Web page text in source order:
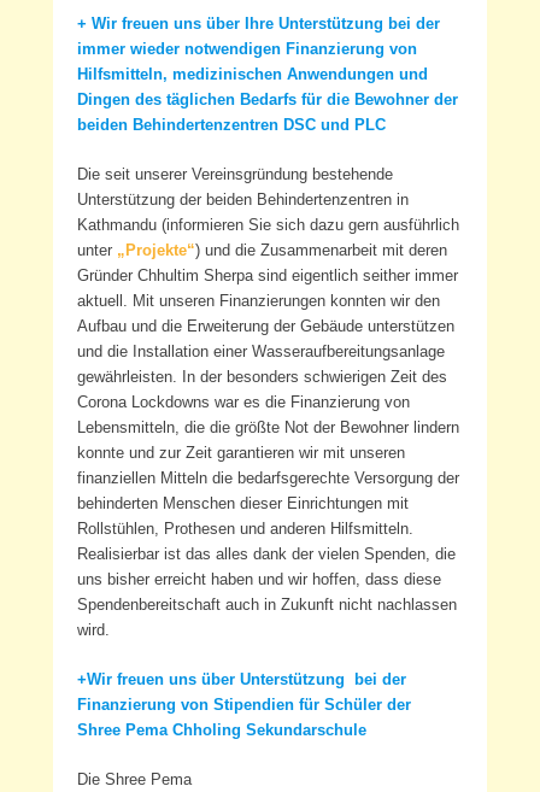
+ Wir freuen uns über Ihre Unterstützung bei der
immer wieder notwendigen Finanzierung von
Hilfsmitteln, medizinischen Anwendungen und
Dingen des täglichen Bedarfs für die Bewohner der
beiden Behindertenzentren DSC und PLC
Die seit unserer Vereinsgründung bestehende
Unterstützung der beiden Behindertenzentren in
Kathmandu (informieren Sie sich dazu gern ausführlich
unter „Projekte“) und die Zusammenarbeit mit deren
Gründer Chhultim Sherpa sind eigentlich seither immer
aktuell. Mit unseren Finanzierungen konnten wir den
Aufbau und die Erweiterung der Gebäude unterstützen
und die Installation einer Wasseraufbereitungsanlage
gewährleisten. In der besonders schwierigen Zeit des
Corona Lockdowns war es die Finanzierung von
Lebensmitteln, die die größte Not der Bewohner lindern
konnte und zur Zeit garantieren wir mit unseren
finanziellen Mitteln die bedarfsgerechte Versorgung der
behinderten Menschen dieser Einrichtungen mit
Rollstühlen, Prothesen und anderen Hilfsmitteln.
Realisierbar ist das alles dank der vielen Spenden, die
uns bisher erreicht haben und wir hoffen, dass diese
Spendenbereitschaft auch in Zukunft nicht nachlassen
wird.
+Wir freuen uns über Unterstützung bei der
Finanzierung von Stipendien für Schüler der
Shree Pema Chholing Sekundarschule
Die Shree Pema